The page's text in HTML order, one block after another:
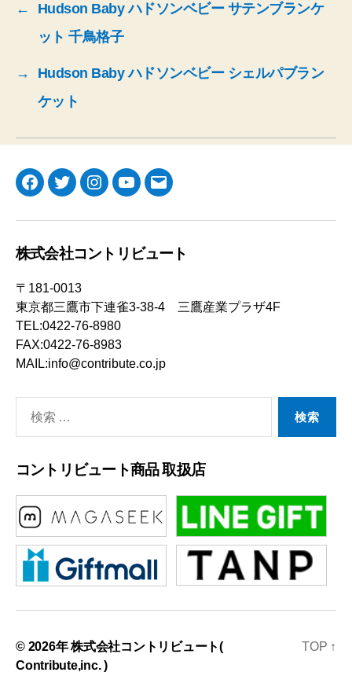
←
Hudson Baby ハドソンベビー サテンブランケ
ット 千鳥格子
→
Hudson Baby ハドソンベビー シェルパブラン
ケット
Facebook
TwitterInstagramYouTube
メ
株式会社コントリビュート
〒181-0013
東京都三鷹市下連雀3-38-4 三鷹産業プラザ4F
TEL:0422-76-8980
FAX:0422-76-8983
MAIL:info@contribute.co.jp
索
コントリビュート商品 取扱店
© 2026年株式会社コントリビュート(
Contribute,inc. )
TOP ↑